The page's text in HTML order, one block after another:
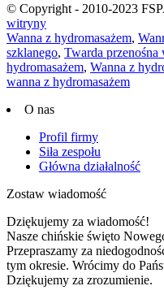
© Copyright - 2010-2023
witryny
Wanna z hydromasażem,
szklanego, Twarda przenośna
hydromasażem, Wanna z
wanna z hydromasażem
O nas
Profil firmy
Siła zespołu
Główna działalność
Zostaw wiadomość
Dziękujemy za wiadomość!
Nasze chińskie święto
Przepraszamy za
tym okresie. Wrócimy do
Dziękujemy za zrozumienie.